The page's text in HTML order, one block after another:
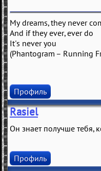
My dreams, they never
And if they ever, ever do
It's never you
(Phantogram – Running
Профиль
Rasiel
Он знает получше тебя,
Профиль